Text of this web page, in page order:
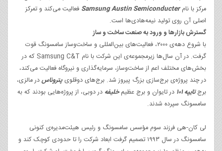
مرکز با نامSamsung Austin Semiconducter فعالیت می‌کند و تمرکز
اصلی آن روی تولید نیمه‌هادی‌ها است.
گسترش بازارها و ورود به صنعت ساخت و ساز
با شروع دهه‌ی ۲۰۰۰، فعالیت‌های بین‌المللی و ساخت‌وساز سامسونگ قوت
گرفت. در آن سال‌ها زیرمجموعه‌ی این شرکت با نام Samsung C&T که در
بخش‌های مختلف اعم از ساخت‌وساز، سرمایه‌گذاری و نیروگاه فعالیت می‌کند،
در چند پروژه‌ی برج‌سازی بزرگ پیروز شد. برج‌های دوقلویپتروناسدر مالزی،
برجتایپه ۱۰۱ در تایوان و برج عظیمخلیفه در دوبی، از پروژه‌هایی بودند که به
سامسونگ سپرده شدند.
لی کان-هی فرزند سوم مؤسس سامسونگ و رئیس هیئت‌مدیره‌ی کنونی
سامسونگ در سال ۱۹۹۳ تصمیم گرفت ابعاد شرکت را تا حدودی کوچک کند و